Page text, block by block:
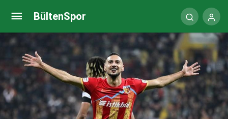
BültenSpor
Fırtına’da Naci Ünüvar sevinci!